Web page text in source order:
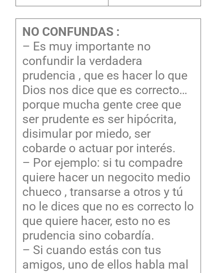
NO CONFUNDAS :
– Es muy importante no
confundir la verdadera
prudencia , que es hacer lo que
Dios nos dice que es correcto…
porque mucha gente cree que
ser prudente es ser hipócrita,
disimular por miedo, ser
cobarde o actuar por interés.
– Por ejemplo: si tu compadre
quiere hacer un negocito medio
chueco , transarse a otros y tú
no le dices que no es correcto lo
que quiere hacer, esto no es
prudencia sino cobardía.
– Si cuando estás con tus
amigos, uno de ellos habla mal